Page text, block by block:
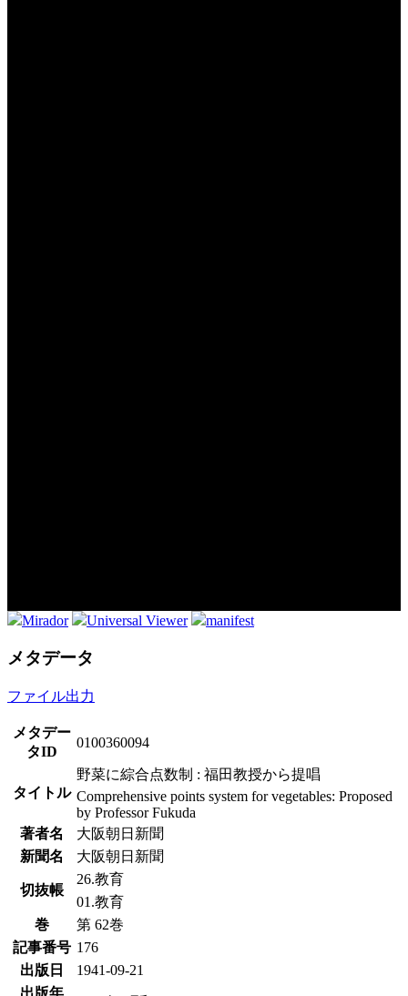
Mirador Universal Viewer manifest
メタデータ
ファイル出力
メタデー
タID
0100360094
タイトル
野菜に綜合点数制 : 福田教授から提唱
Comprehensive points system for vegetables: Proposed
by Professor Fukuda
著者名
大阪朝日新聞
新聞名
大阪朝日新聞
切抜帳
26.教育
01.教育
巻
第 62巻
記事番号 176
出版日
1941-09-21
出版年